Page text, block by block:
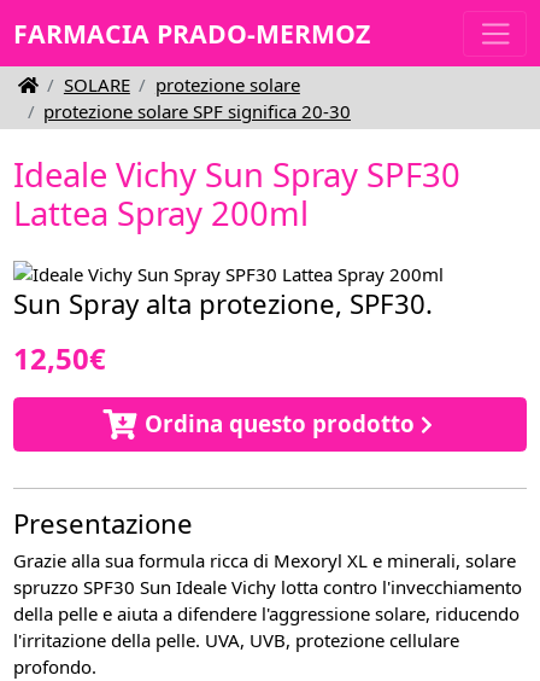
FARMACIA PRADO-MERMOZ
SOLARE
protezione solare
protezione solare SPF significa 20-30
Ideale Vichy Sun Spray SPF30
Lattea Spray 200ml
Sun Spray alta protezione, SPF30.
12,50€
Ordina questo prodotto
Presentazione
Grazie alla sua formula ricca di Mexoryl XL e minerali, solare
spruzzo SPF30 Sun Ideale Vichy lotta contro l'invecchiamento
della pelle e aiuta a difendere l'aggressione solare, riducendo
l'irritazione della pelle. UVA, UVB, protezione cellulare
profondo.